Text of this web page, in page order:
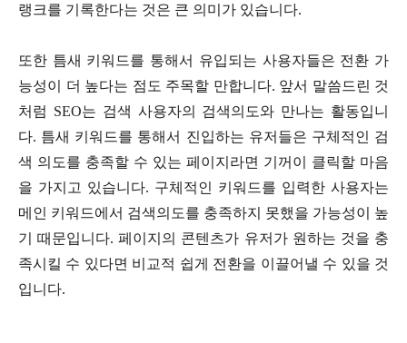
랭크를 기록한다는 것은 큰 의미가 있습니다.
또한 틈새 키워드를 통해서 유입되는 사용자들은 전환 가
능성이 더 높다는 점도 주목할 만합니다. 앞서 말씀드린 것
처럼 SEO는 검색 사용자의 검색의도와 만나는 활동입니
다. 틈새 키워드를 통해서 진입하는 유저들은 구체적인 검
색 의도를 충족할 수 있는 페이지라면 기꺼이 클릭할 마음
을 가지고 있습니다. 구체적인 키워드를 입력한 사용자는
메인 키워드에서 검색의도를 충족하지 못했을 가능성이 높
기 때문입니다. 페이지의 콘텐츠가 유저가 원하는 것을 충
족시킬 수 있다면 비교적 쉽게 전환을 이끌어낼 수 있을 것
입니다.